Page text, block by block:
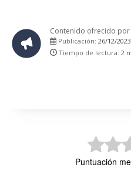
Contenido ofrecido por
Publicación: 26/12/2023
Tiempo de lectura: 2
Puntuación